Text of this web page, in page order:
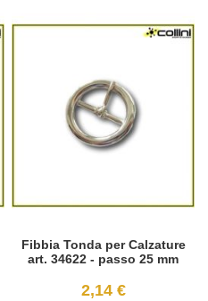
Fibbia Tonda per Calzature
art. 34622 - passo 25 mm
2,14 €